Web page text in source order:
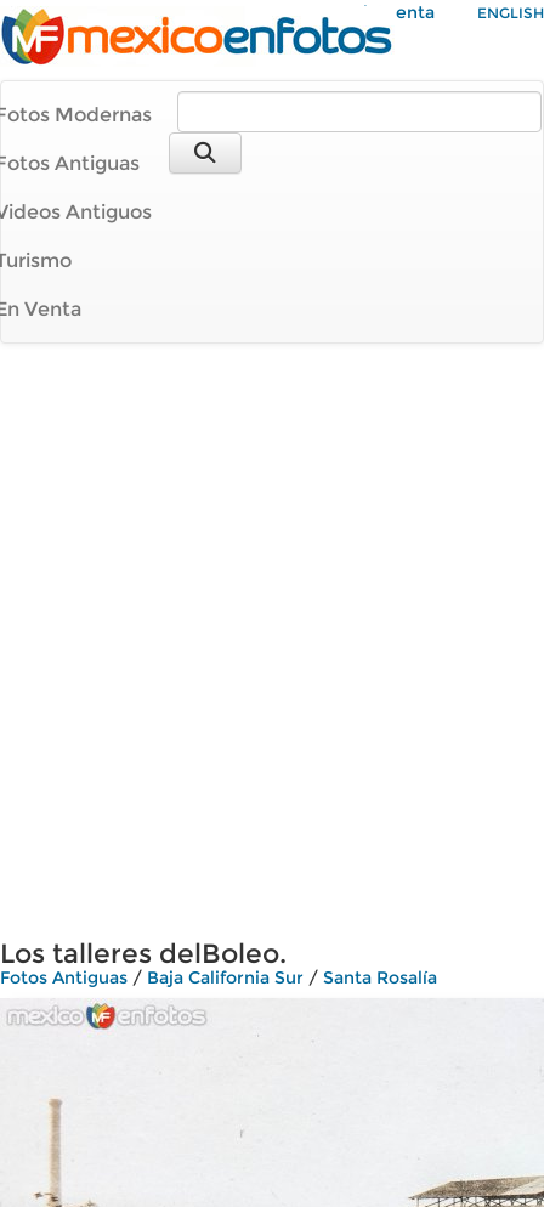
Mi Cuenta ENGLISH
Modernas
Antiguas
Antiguos
Venta
Los talleres delBoleo.
Fotos Antiguas / Baja California Sur / Santa Rosalía